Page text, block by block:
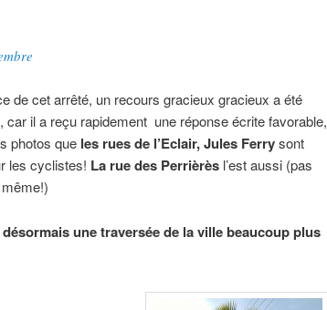
de cet arrêté, un recours gracieux gracieux a été
il a reçu rapidement une réponse écrite favorable,
photos que les rues de l’Eclair, Jules Ferrysont
les cyclistes! La rue des Perrièrès l’est aussi (pas
une traversée de la ville beaucoup plus